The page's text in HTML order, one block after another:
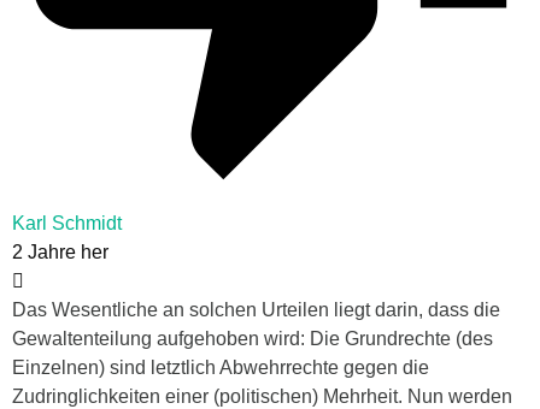
Karl Schmidt
2 Jahre her
Das Wesentliche an solchen Urteilen liegt darin, dass die
Gewaltenteilung aufgehoben wird: Die Grundrechte (des
Einzelnen) sind letztlich Abwehrrechte gegen die
Zudringlichkeiten einer (politischen) Mehrheit. Nun werden